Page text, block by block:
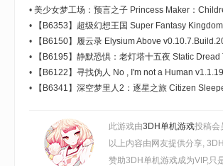
Alchemist &amp; the White Guardian
装中文豪华版[11.68GB]
• 美少女梦工场：预言之子 Princess Maker：
DLC 免安装豪华中文版[1.03GB]【B5548】
•
【B6353】超级幻想王国 Super Fantasy
免安装中文豪华版[725MB]
•
【B6150】履云录 Elysium Above
•
【B6195】静默恐惧：老灯塔十五夜 Static
装中文版[2.66GB]
•
【B6122】寻找伪人 No , I'm not a Human
[824MB]
•
【B6341】深空梦里人2：逐星之旅 Citizen
此游戏由3DH单机游戏投稿会
以上内容由网友提供分享,
赞助3DH单机游戏成为VIP,只